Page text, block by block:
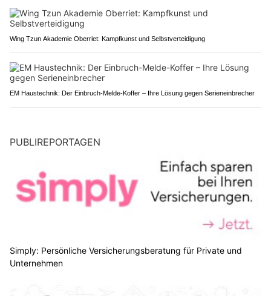
Wing Tzun Akademie Oberriet: Kampfkunst und Selbstverteidigung
EM Haustechnik: Der Einbruch-Melde-Koffer – Ihre Lösung gegen Serieneinbrecher
PUBLIREPORTAGEN
Simply: Persönliche Versicherungsberatung für Private und
Unternehmen